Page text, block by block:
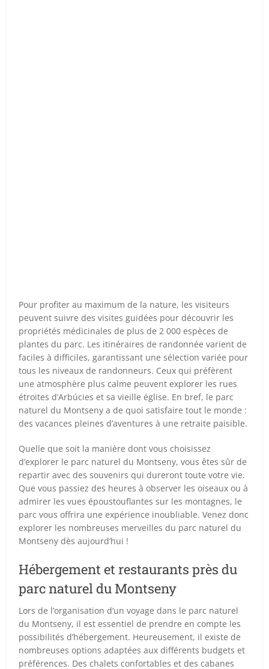
Pour profiter au maximum de la nature, les visiteurs
peuvent suivre des visites guidées pour découvrir les
propriétés médicinales de plus de 2 000 espèces de
plantes du parc. Les itinéraires de randonnée varient de
faciles à difficiles, garantissant une sélection variée pour
tous les niveaux de randonneurs. Ceux qui préfèrent
une atmosphère plus calme peuvent explorer les rues
étroites d’Arbúcies et sa vieille église. En bref, le parc
naturel du Montseny a de quoi satisfaire tout le monde :
des vacances pleines d’aventures à une retraite paisible.
Quelle que soit la manière dont vous choisissez
d’explorer le parc naturel du Montseny, vous êtes sûr de
repartir avec des souvenirs qui dureront toute votre vie.
Que vous passiez des heures à observer les oiseaux ou à
admirer les vues époustouflantes sur les montagnes, le
parc vous offrira une expérience inoubliable. Venez donc
explorer les nombreuses merveilles du parc naturel du
Montseny dès aujourd’hui !
Hébergement et restaurants près du
parc naturel du Montseny
Lors de l’organisation d’un voyage dans le parc naturel
du Montseny, il est essentiel de prendre en compte les
possibilités d’hébergement. Heureusement, il existe de
nombreuses options adaptées aux différents budgets et
préférences. Des chalets confortables et des cabanes